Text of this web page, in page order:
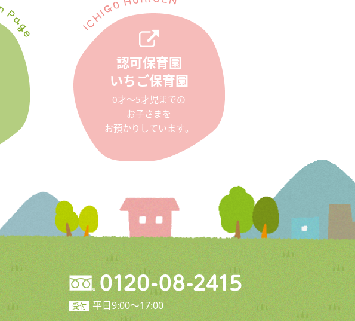
認可保育園
いちご保育園
0才〜5才児までの
お子さまを
お預かりしています。
受付 平日9:00〜17:00